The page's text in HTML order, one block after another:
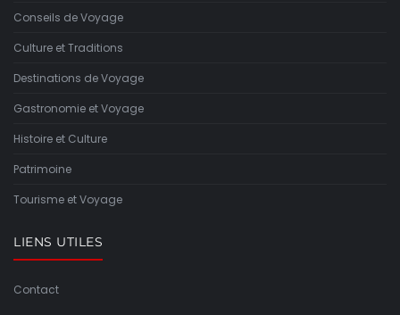
Conseils de Voyage
Culture et Traditions
Destinations de Voyage
Gastronomie et Voyage
Histoire et Culture
Patrimoine
Tourisme et Voyage
LIENS UTILES
Contact